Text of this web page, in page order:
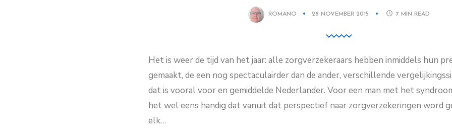
ROMANO 28 NOVEMBER 2015 7 MIN READ
Het is weer de tijd van het jaar: alle zorgverzekeraars hebben inmiddels hun
gemaakt, de een nog spectaculairder dan de ander, verschillende
dat is vooral voor en gemiddelde Nederlander. Voor een man met het
het wel eens handig dat vanuit dat perspectief naar zorgverzekeringen word
elk…